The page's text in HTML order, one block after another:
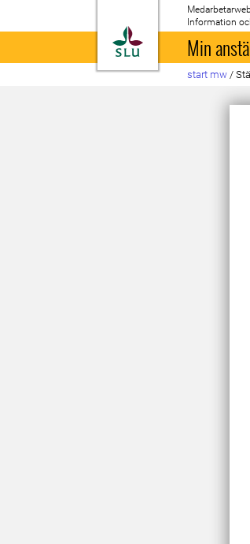
Till startsida
Information
Min
start mw /